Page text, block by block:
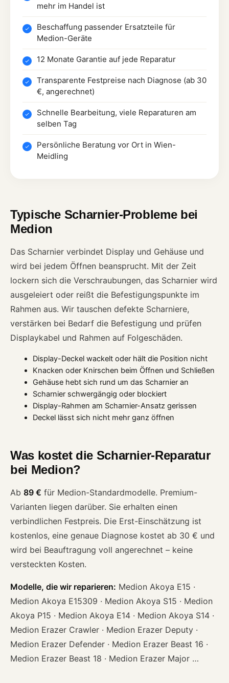
mehr im Handel ist
Beschaffung passender Ersatzteile für
Medion-Geräte
12 Monate Garantie auf jede Reparatur
Transparente Festpreise nach Diagnose (ab 30
€, angerechnet)
Schnelle Bearbeitung, viele Reparaturen am
selben Tag
Persönliche Beratung vor Ort in Wien-
Meidling
Typische Scharnier-Probleme bei
Medion
Das Scharnier verbindet Display und Gehäuse und
wird bei jedem Öffnen beansprucht. Mit der Zeit
lockern sich die Verschraubungen, das Scharnier wird
ausgeleiert oder reißt die Befestigungspunkte im
Rahmen aus. Wir tauschen defekte Scharniere,
verstärken bei Bedarf die Befestigung und prüfen
Displaykabel und Rahmen auf Folgeschäden.
Display-Deckel wackelt oder hält die Position nicht
Knacken oder Knirschen beim Öffnen und Schließen
Gehäuse hebt sich rund um das Scharnier an
Scharnier schwergängig oder blockiert
Display-Rahmen am Scharnier-Ansatz gerissen
Deckel lässt sich nicht mehr ganz öffnen
Was kostet die Scharnier-Reparatur
bei Medion?
Ab 89 € für Medion-Standardmodelle. Premium-
Varianten liegen darüber. Sie erhalten einen
verbindlichen Festpreis. Die Erst-Einschätzung ist
kostenlos, eine genaue Diagnose kostet ab 30 € und
wird bei Beauftragung voll angerechnet – keine
versteckten Kosten.
Modelle, die wir reparieren: Medion Akoya E15 ·
Medion Akoya E15309 · Medion Akoya S15 · Medion
Akoya P15 · Medion Akoya E14 · Medion Akoya S14 ·
Medion Erazer Crawler · Medion Erazer Deputy ·
Medion Erazer Defender · Medion Erazer Beast 16 ·
Medion Erazer Beast 18 · Medion Erazer Major …